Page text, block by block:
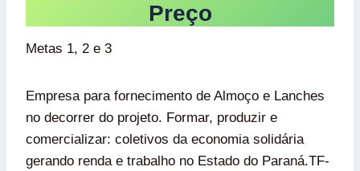
Preço
Metas 1, 2 e 3
Empresa para fornecimento de Almoço e Lanches
no decorrer do projeto. Formar, produzir e
comercializar: coletivos da economia solidária
gerando renda e trabalho no Estado do Paraná.TF-